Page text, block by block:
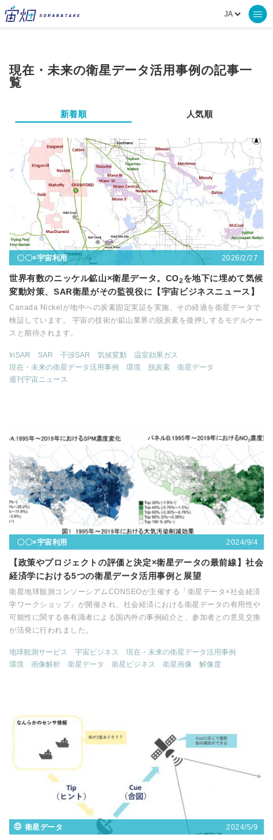
現在・未来の衛星データ活用事例の記事一
覧
新着順 人気順
〇〇×宇宙利用 2026/2/27
世界有数のニッケル鉱山×衛星データ。CO2を地下に埋めて気候
変動対策、SAR衛星がその監視役に【宇宙ビジネスニュース】
Canada Nickelが地中への炭素固定実証を実施、その経過を衛星データで
検証しています。 宇宙の技術が鉱山業界の脱炭素を後押しするモデルケー
スと期待されます。
InSAR SAR 干渉SAR 気候変動
温室効果ガス
現在・未来の衛星データ活用事例
環境 脱炭素
衛星データ
週刊宇宙ニュース
〇〇×宇宙利用 2024/9/4
【政策やプロジェクトの評価と決定×衛星データの最前線】社会
経済学における5つの衛星データ活用事例と展望
衛星地球観測コンソーシアムCONSEOが主催する「衛星データ×社会経済
学ワークショップ」が開催され、社会経済における衛星データの有用性や
可能性に関する各有識者による国内外の事例紹介と、参加者との意見交換
が活発に行われました。
地球観測サービス 宇宙ビジネス
現在・未来の衛星データ活用事例
環境
画像解析 衛星データ 衛星ビジネス 衛星画像 解像度
衛星データ 2024/5/9